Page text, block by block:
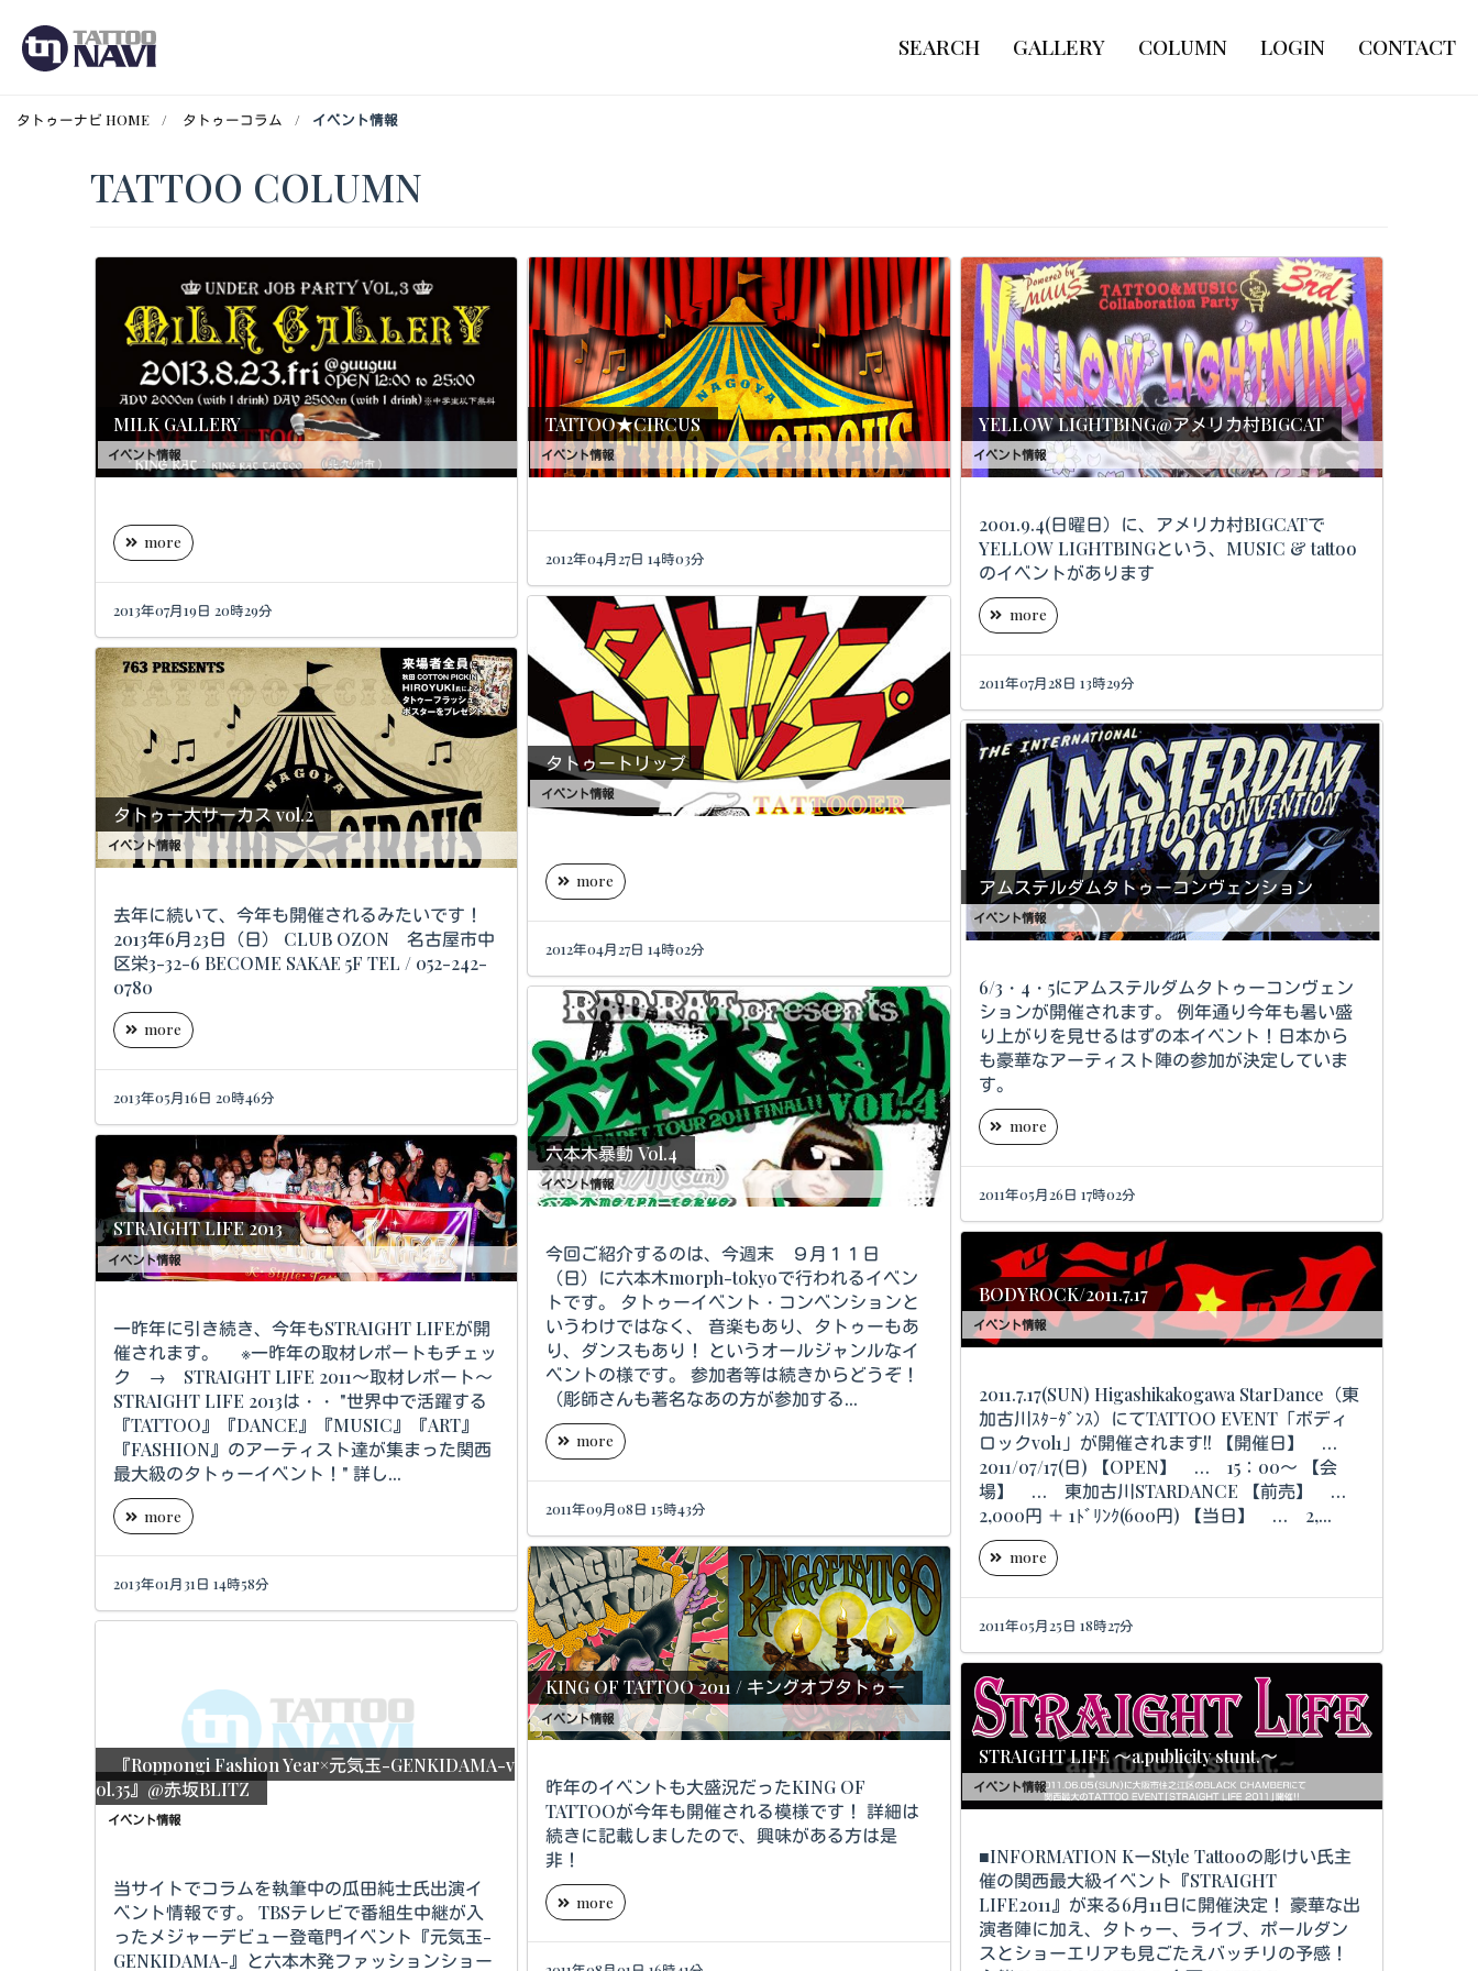
SEARCH GALLERY COLUMN LOGIN CONTACT
タトゥーナビ HOME タトゥーコラム イベント情報
TATTOO COLUMN
MILK GALLERY
イベント情報
more
2013年07月19日 20時29分
タトゥー大サーカス vol.2
イベント情報
去年に続いて、今年も開催されるみたいです！
2013年6月23日（日） CLUB OZON 名古屋市中
区栄3-32-6 BECOME SAKAE 5F TEL / 052-242-
more
2013年05月16日 20時46分
STRAIGHT LIFE 2013
イベント情報
一昨年に引き続き、今年もSTRAIGHT LIFEが開
催されます。 ※一昨年の取材レポートもチェッ
ク → STRAIGHT LIFE 2011～取材レポート～
STRAIGHT LIFE 2013は・・ "世界中で活躍する
『TATTOO』『DANCE』『MUSIC』『ART』
『FASHION』のアーティスト達が集まった関西
最大級のタトゥーイベント！" 詳し...
more
2013年01月31日 14時58分
『Roppongi Fashion Year×元気玉-GENKIDAMA-v
ol.35』@赤坂BLITZ
イベント情報
当サイトでコラムを執筆中の瓜田純士氏出演イ
ベント情報です。 TBSテレビで番組生中継が入
ったメジャーデビュー登竜門イベント『元気玉-
GENKIDAMA-』と六本木発ファッションショー
TATTOO★CIRCUS
イベント情報
2012年04月27日 14時03分
タトゥートリップ
イベント情報
more
2012年04月27日 14時02分
六本木暴動 Vol.4
イベント情報
今回ご紹介するのは、今週末 ９月１１日
（日）に六本木morph-tokyoで行われるイベン
トです。 タトゥーイベント・コンベンションと
いうわけではなく、 音楽もあり、タトゥーもあ
り、ダンスもあり！ というオールジャンルなイ
ベントの様です。 参加者等は続きからどうぞ！
（彫師さんも著名なあの方が参加する...
more
2011年09月08日 15時43分
KING OF TATTOO 2011 / キングオブタトゥー
イベント情報
昨年のイベントも大盛況だったKING OF
TATTOOが今年も開催される模様です！ 詳細は
続きに記載しましたので、興味がある方は是
非！
more
YELLOW LIGHTBING@アメリカ村BIGCAT
イベント情報
2001.9.4(日曜日）に、アメリカ村BIGCATで
YELLOW LIGHTBINGという、MUSIC & tattoo
のイベントがあります
more
2011年07月28日 13時29分
アムステルダムタトゥーコンヴェンション
イベント情報
6/3・4・5にアムステルダムタトゥーコンヴェン
ションが開催されます。 例年通り今年も暑い盛
り上がりを見せるはずの本イベント！日本から
も豪華なアーティスト陣の参加が決定していま
す。
more
2011年05月26日 17時02分
BODYROCK/2011.7.17
イベント情報
2011.7.17(SUN) Higashikakogawa StarDance（東
加古川ｽﾀｰﾀﾞﾝｽ）にてTATTOO EVENT「ボディ
ロックvol1」が開催されます!! 【開催日】 …
2011/07/17(日) 【OPEN】 … 15：00～ 【会
場】 … 東加古川STARDANCE 【前売】 …
2,000円 ＋ 1ﾄﾞﾘﾝｸ(600円) 【当日】 … 2,...
more
2011年05月25日 18時27分
STRAIGHT LIFE ～a.publicity stunt.～
イベント情報
■INFORMATION KーStyle Tattooの彫けい氏主
催の関西最大級イベント『STRAIGHT
LIFE2011』が来る6月11日に開催決定！ 豪華な出
演者陣に加え、タトゥー、ライブ、ポールダン
スとショーエリアも見ごたえバッチリの予感！